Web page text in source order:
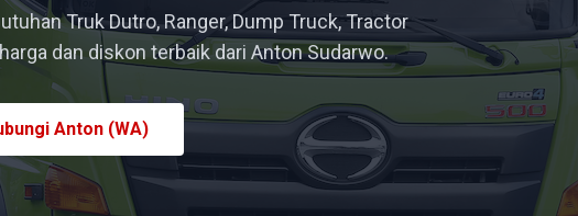
Truk Dutro, Ranger, Dump Truck, Tractor
dan diskon terbaik dari Anton Sudarwo.
Anton (WA)